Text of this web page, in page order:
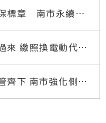
標章 南市永續旅
代步
齊下 南市強化側溝